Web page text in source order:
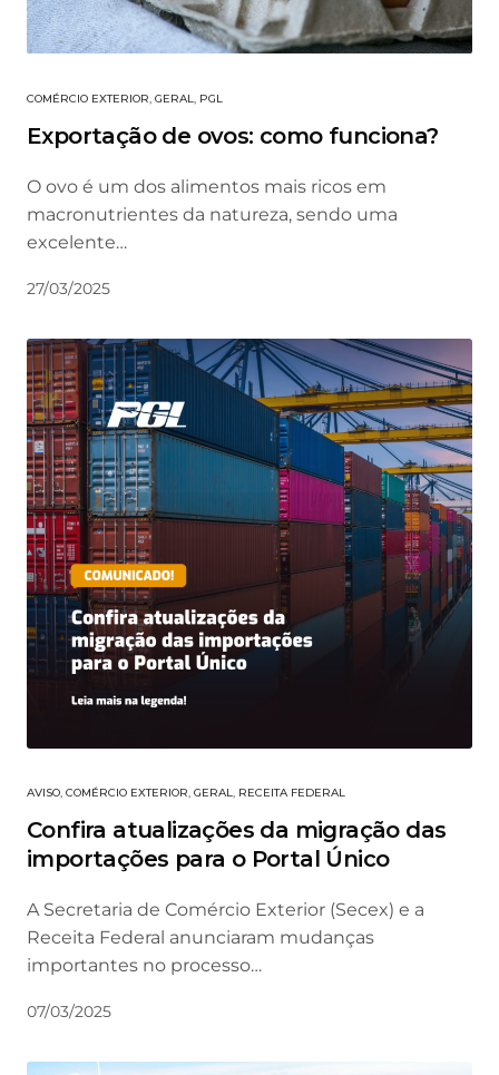
COMÉRCIO EXTERIOR, GERAL, PGL
Exportação de ovos: como funciona?
O ovo é um dos alimentos mais ricos em
macronutrientes da natureza, sendo uma
excelente…
27/03/2025
AVISO, COMÉRCIO EXTERIOR, GERAL, RECEITA FEDERAL
Confira atualizações da migração das
importações para o Portal Único
A Secretaria de Comércio Exterior (Secex) e a
Receita Federal anunciaram mudanças
importantes no processo…
07/03/2025